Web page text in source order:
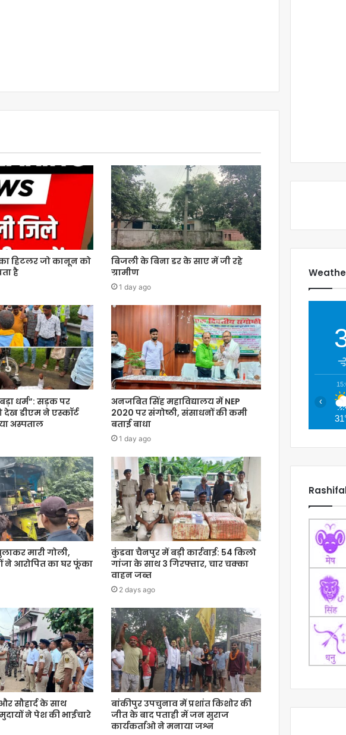
हिटलर जो कानून को
है
बिजली के बिना डर के साए में जी रहे
ग्रामीण
1 day ago
धर्म”: सड़क पर
डीएम ने एस्कॉर्ट
अस्पताल
अनजबित सिंह महाविद्यालय में NEP
2020 पर संगोष्ठी, संसाधनों की कमी
बताई बाधा
1 day ago
मारी गोली,
ने आरोपित का घर फूंका
कुंडवा चैनपुर में बड़ी कार्रवाई: 54 किलो
गांजा के साथ 3 गिरफ्तार, चार चक्का
वाहन जब्त
2 days ago
सौहार्द के साथ
ने पेश की भाईचारे
बांकीपुर उपचुनाव में प्रशांत किशोर की
जीत के बाद पताही में जन सुराज
कार्यकर्ताओ ने मनाया जश्न
‹